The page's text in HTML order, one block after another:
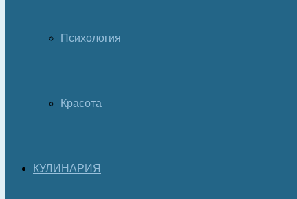
Психология
Красота
КУЛИНАРИЯ